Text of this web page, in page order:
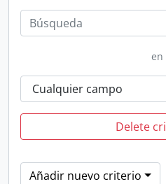
en
Delete
Añadir nuevo criterio